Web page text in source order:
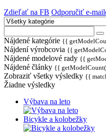
Zdieľať na FB Odporučiť e-
Nájdené kategórie {{
Nájdení výrobcovia {{
Nájdené modelové rady {{
Nájdené články {{
Zobraziť všetky výsledky {{
Žiadne výsledky
Výbava na leto
Bicykle a kolobežky